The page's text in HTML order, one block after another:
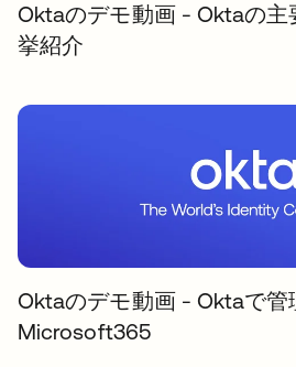
Oktaのデモ動画 - Oktaの主
挙紹介
Oktaのデモ動画 - Oktaで管
Microsoft365